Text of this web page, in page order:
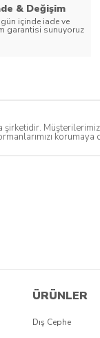
& Değişim
içinde iade ve
garantisi sunuyoruz
Müşterilerimiz
ÜRÜNLER
Dış Cephe